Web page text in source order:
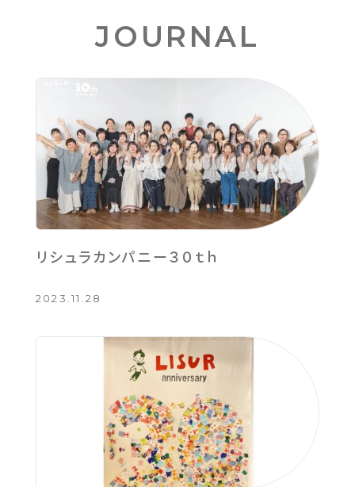
JOURNAL
リシュラカンパニー３０ｔｈ
2023.11.28